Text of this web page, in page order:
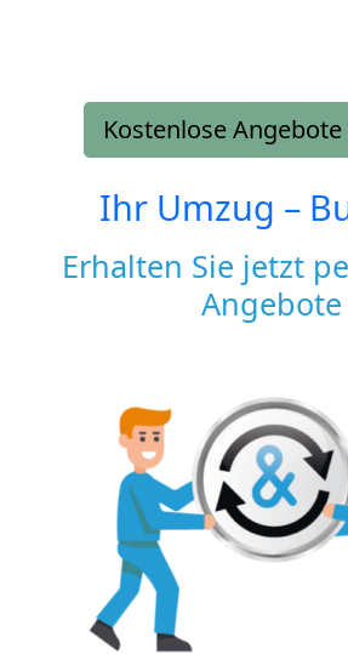
Kostenlose
Ihr Umzug –
Erhalten Sie jetzt
Angebote